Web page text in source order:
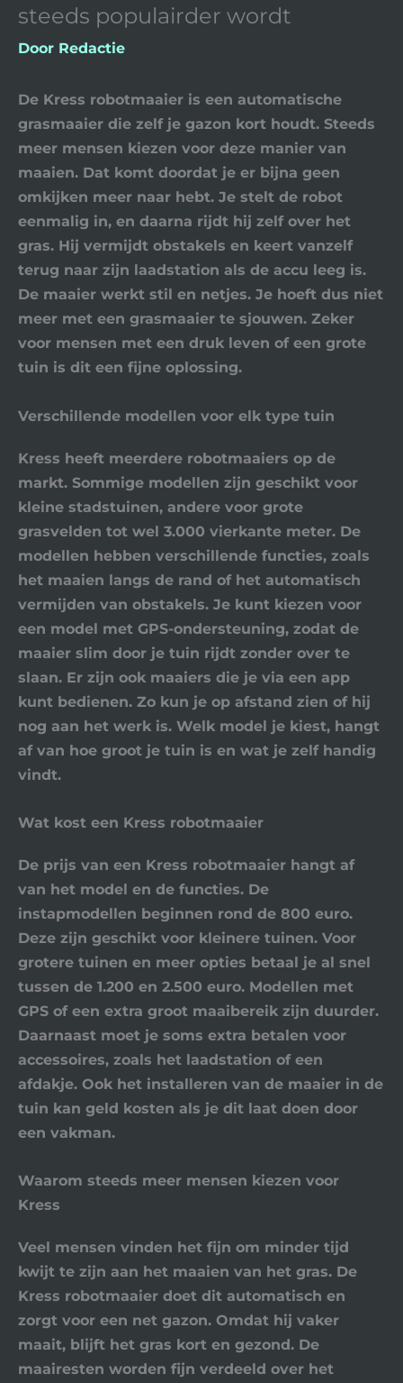
steeds populairder wordt
Door Redactie
De Kress robotmaaier is een automatische
grasmaaier die zelf je gazon kort houdt. Steeds
meer mensen kiezen voor deze manier van
maaien. Dat komt doordat je er bijna geen
omkijken meer naar hebt. Je stelt de robot
eenmalig in, en daarna rijdt hij zelf over het
gras. Hij vermijdt obstakels en keert vanzelf
terug naar zijn laadstation als de accu leeg is.
De maaier werkt stil en netjes. Je hoeft dus niet
meer met een grasmaaier te sjouwen. Zeker
voor mensen met een druk leven of een grote
tuin is dit een fijne oplossing.
Verschillende modellen voor elk type tuin
Kress heeft meerdere robotmaaiers op de
markt. Sommige modellen zijn geschikt voor
kleine stadstuinen, andere voor grote
grasvelden tot wel 3.000 vierkante meter. De
modellen hebben verschillende functies, zoals
het maaien langs de rand of het automatisch
vermijden van obstakels. Je kunt kiezen voor
een model met GPS-ondersteuning, zodat de
maaier slim door je tuin rijdt zonder over te
slaan. Er zijn ook maaiers die je via een app
kunt bedienen. Zo kun je op afstand zien of hij
nog aan het werk is. Welk model je kiest, hangt
af van hoe groot je tuin is en wat je zelf handig
vindt.
Wat kost een Kress robotmaaier
De prijs van een Kress robotmaaier hangt af
van het model en de functies. De
instapmodellen beginnen rond de 800 euro.
Deze zijn geschikt voor kleinere tuinen. Voor
grotere tuinen en meer opties betaal je al snel
tussen de 1.200 en 2.500 euro. Modellen met
GPS of een extra groot maaibereik zijn duurder.
Daarnaast moet je soms extra betalen voor
accessoires, zoals het laadstation of een
afdakje. Ook het installeren van de maaier in de
tuin kan geld kosten als je dit laat doen door
een vakman.
Waarom steeds meer mensen kiezen voor
Kress
Veel mensen vinden het fijn om minder tijd
kwijt te zijn aan het maaien van het gras. De
Kress robotmaaier doet dit automatisch en
zorgt voor een net gazon. Omdat hij vaker
maait, blijft het gras kort en gezond. De
maairesten worden fijn verdeeld over het